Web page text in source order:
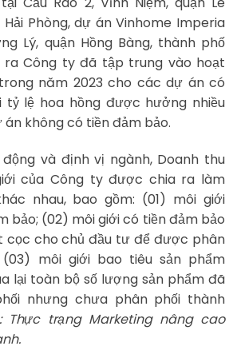
Phòng, dự án Vinhome Imperia
Lý, quận Hồng Bàng, thành phố
ra Công ty đã tập trung vào hoạt
năm 2023 cho các dự án có
tỷ lệ hoa hồng được hưởng nhiều
không có tiền đảm bảo.
và định vị ngành, Doanh thu
của Công ty được chia ra làm
nhau, bao gồm: (01) môi giới
bảo; (02) môi giới có tiền đảm bảo
cọc cho chủ đầu tư để được phân
môi giới bao tiêu sản phẩm
lại toàn bộ số lượng sản phẩm đã
nhưng chưa phân phối thành
Thực trạng Marketing nâng cao